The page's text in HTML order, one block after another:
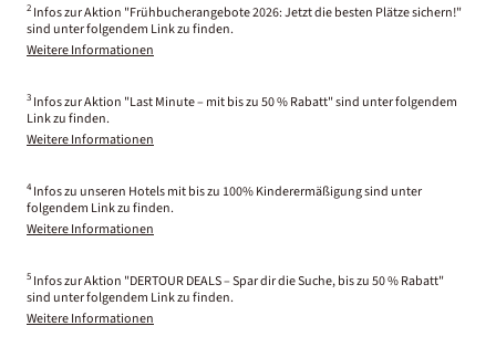
2 Infos zur Aktion "Frühbucherangebote 2026: Jetzt die besten Plätze sichern!"
sind unter folgendem Link zu finden.
Weitere Informationen
3 Infos zur Aktion "Last Minute – mit bis zu 50 % Rabatt" sind unter folgendem
Link zu finden.
Weitere Informationen
4 Infos zu unseren Hotels mit bis zu 100% Kinderermäßigung sind unter
folgendem Link zu finden.
Weitere Informationen
5 Infos zur Aktion "DERTOUR DEALS – Spar dir die Suche, bis zu 50 % Rabatt"
sind unter folgendem Link zu finden.
Weitere Informationen